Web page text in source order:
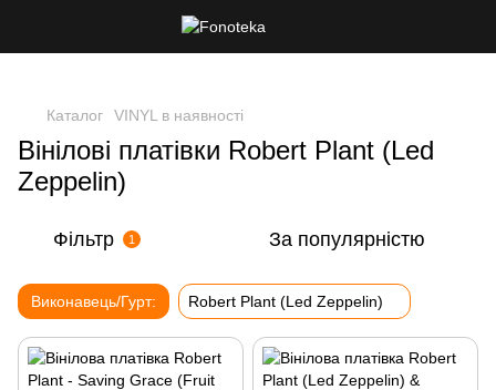
Каталог VINYL в наявності
Вінілові платівки Robert Plant (Led
Zeppelin)
Фільтр 1 За популярністю
Виконавець/Гурт: Robert Plant (Led Zeppelin)